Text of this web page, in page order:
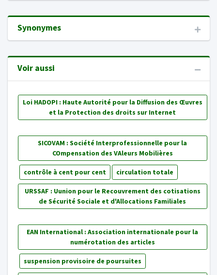
Synonymes
Voir aussi
Loi HADOPI : Haute Autorité pour la Diffusion des Œuvres
et la Protection des droits sur Internet
SICOVAM : Société Interprofessionnelle pour la
COmpensation des VAleurs Mobilières
contrôle à cent pour cent circulation totale
URSSAF : Uunion pour le Recouvrement des cotisations
de Sécurité Sociale et d'Allocations Familiales
EAN International : Association internationale pour la
numérotation des articles
suspension provisoire de poursuites